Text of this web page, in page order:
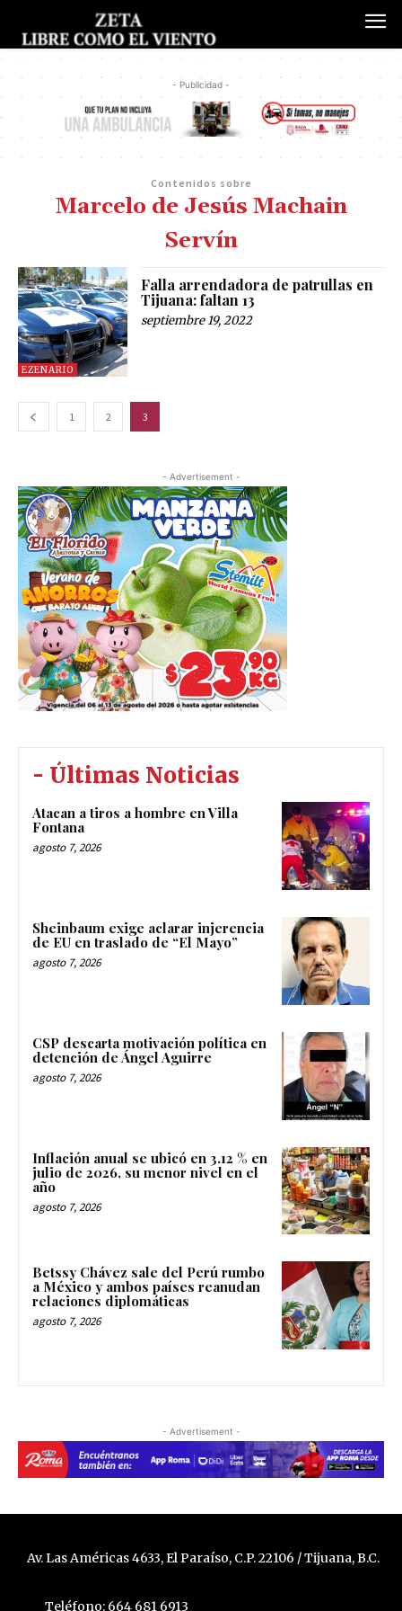
- Publicidad -
Contenidos sobre
Marcelo de Jesús Machain
Servín
EZENARIO
Falla arrendadora de patrullas en
Tijuana: faltan 13
septiembre 19, 2022
1 2 3
- Advertisement -
- Últimas Noticias
Atacan a tiros a hombre en Villa
Fontana
agosto 7, 2026
Sheinbaum exige aclarar injerencia
de EU en traslado de “El Mayo”
agosto 7, 2026
CSP descarta motivación política en
detención de Ángel Aguirre
agosto 7, 2026
Inflación anual se ubicó en 3.12 % en
julio de 2026, su menor nivel en el
año
agosto 7, 2026
Betssy Chávez sale del Perú rumbo
a México y ambos países reanudan
relaciones diplomáticas
agosto 7, 2026
- Advertisement -
Av. Las Américas 4633, El Paraíso, C.P. 22106 / Tijuana, B.C.
Teléfono: 664 681 6913